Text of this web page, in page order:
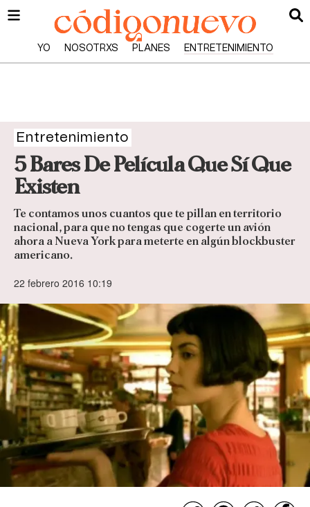
YO NOSOTRXS PLANES ENTRETENIMIENTO
Entretenimiento
5 Bares De Película Que Sí Que
Existen
Te contamos unos cuantos que te pillan en territorio
nacional, para que no tengas que cogerte un avión
ahora a Nueva York para meterte en algún blockbuster
americano.
22 febrero 2016 10:19